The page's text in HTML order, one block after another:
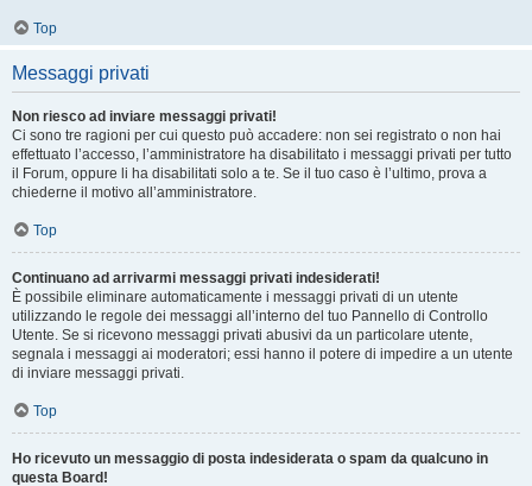
Top
Messaggi privati
Non riesco ad inviare messaggi privati!
Ci sono tre ragioni per cui questo può accadere: non sei registrato o non hai
effettuato l’accesso, l’amministratore ha disabilitato i messaggi privati per tutto
il Forum, oppure li ha disabilitati solo a te. Se il tuo caso è l’ultimo, prova a
chiederne il motivo all’amministratore.
Top
Continuano ad arrivarmi messaggi privati indesiderati!
È possibile eliminare automaticamente i messaggi privati ​​di un utente
utilizzando le regole dei messaggi all’interno del tuo Pannello di Controllo
Utente. Se si ricevono messaggi privati ​​abusivi da un particolare utente,
segnala i messaggi ai moderatori; essi hanno il potere di impedire a un utente
di inviare messaggi privati​​.
Top
Ho ricevuto un messaggio di posta indesiderata o spam da qualcuno in
questa Board!